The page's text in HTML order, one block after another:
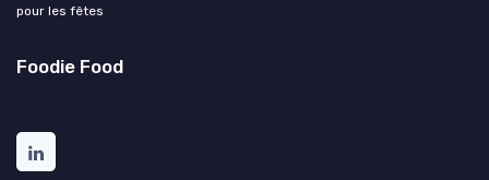
pour les fêtes
Foodie Food